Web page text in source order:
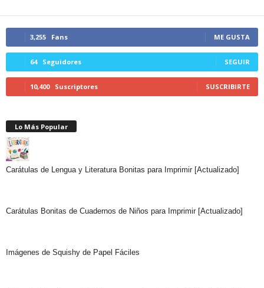
3,255 Fans ME GUSTA
64 Seguidores SEGUIR
10,400 Suscriptores SUSCRIBIRTE
Lo Más Popular
Carátulas de Lengua y Literatura Bonitas para Imprimir [Actualizado]
Carátulas Bonitas de Cuadernos de Niños para Imprimir [Actualizado]
Imágenes de Squishy de Papel Fáciles